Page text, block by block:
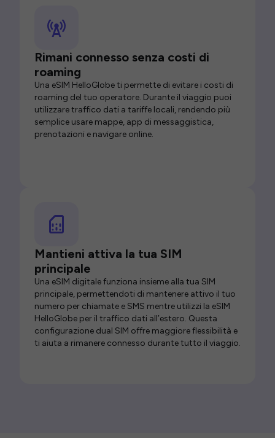
Rimani connesso senza costi di
roaming
Una eSIM HelloGlobe ti permette di evitare i costi di
roaming del tuo operatore. Durante il viaggio puoi
utilizzare traffico dati a tariffe locali, rendendo più
semplice usare mappe, app di messaggistica,
prenotazioni e navigare online.
Mantieni attiva la tua SIM
principale
Una eSIM digitale funziona insieme alla tua SIM
principale, permettendoti di mantenere attivo il tuo
numero per chiamate e SMS mentre utilizzi la eSIM
HelloGlobe per il traffico dati all’estero. Questa
configurazione dual SIM offre maggiore flessibilità e
ti aiuta a rimanere connesso durante tutto il viaggio.